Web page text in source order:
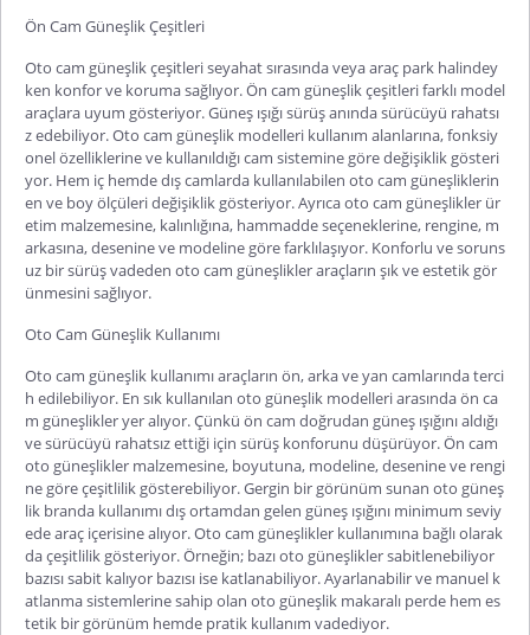
Ön Cam Güneşlik Çeşitleri
Oto cam güneşlik çeşitleri seyahat sırasında veya araç park halindey
ken konfor ve koruma sağlıyor.Ön cam güneşlik çeşitlerifarklı model
araçlara uyum gösteriyor. Güneş ışığı sürüş anında sürücüyü rahatsı
z edebiliyor. Oto cam güneşlik modelleri kullanım alanlarına, fonksiy
onel özelliklerine ve kullanıldığı cam sistemine göre değişiklik gösteri
yor. Hem iç hemde dış camlarda kullanılabilen oto cam güneşliklerin
en ve boy ölçüleri değişiklik gösteriyor. Ayrıca oto cam güneşlikler ür
etim malzemesine, kalınlığına, hammadde seçeneklerine, rengine, m
arkasına, desenine ve modeline göre farklılaşıyor. Konforlu ve soruns
uz bir sürüş vadeden oto cam güneşlikler araçların şık ve estetik gör
ünmesini sağlıyor.
Oto Cam Güneşlik Kullanımı
Oto cam güneşlik kullanımı araçların ön, arka ve yan camlarında terci
h edilebiliyor. En sık kullanılan oto güneşlik modelleri arasında ön ca
m güneşlikler yer alıyor. Çünkü ön cam doğrudan güneş ışığını aldığı
ve sürücüyü rahatsız ettiği için sürüş konforunu düşürüyor. Ön cam
oto güneşlikler malzemesine, boyutuna, modeline, desenine ve rengi
ne göre çeşitlilik gösterebiliyor. Gergin bir görünüm sunan oto güneş
lik branda kullanımı dış ortamdan gelen güneş ışığını minimum seviy
ede araç içerisine alıyor. Oto cam güneşlikler kullanımına bağlı olarak
da çeşitlilik gösteriyor. Örneğin; bazı oto güneşlikler sabitlenebiliyor
bazısı sabit kalıyor bazısı ise katlanabiliyor. Ayarlanabilir ve manuel k
atlanma sistemlerine sahip olan oto güneşlik makaralı perde hem es
tetik bir görünüm hemde pratik kullanım vadediyor.